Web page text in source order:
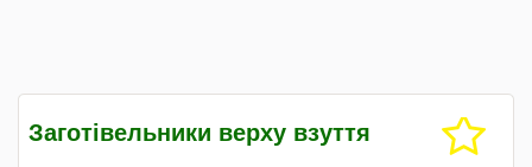
Заготiвельники верху взуття